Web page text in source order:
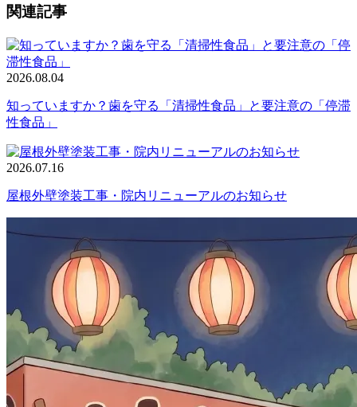
関連記事
2026.08.04
知っていますか？歯を守る「清掃性食品」と要注意の「停滞
性食品」
2026.07.16
屋根外壁塗装工事・院内リニューアルのお知らせ